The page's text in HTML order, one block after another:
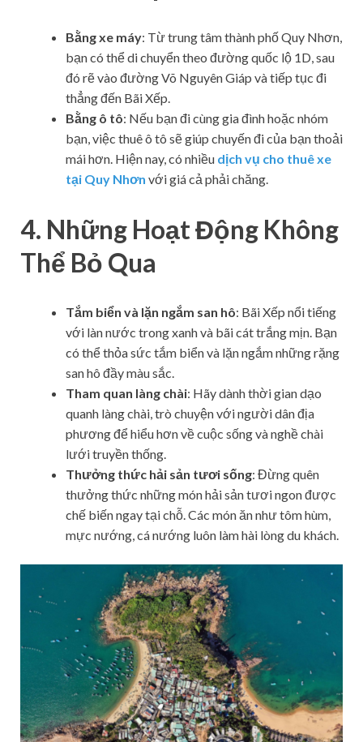
Bằng xe máy: Từ trung tâm thành phố Quy Nhơn,
bạn có thể di chuyển theo đường quốc lộ 1D, sau
đó rẽ vào đường Võ Nguyên Giáp và tiếp tục đi
thẳng đến Bãi Xếp.
Bằng ô tô: Nếu bạn đi cùng gia đình hoặc nhóm
bạn, việc thuê ô tô sẽ giúp chuyến đi của bạn thoải
mái hơn. Hiện nay, có nhiều dịch vụ cho thuê xe
tại Quy Nhơn với giá cả phải chăng.
4. Những Hoạt Động Không
Thể Bỏ Qua
Tắm biển và lặn ngắm san hô: Bãi Xếp nổi tiếng
với làn nước trong xanh và bãi cát trắng mịn. Bạn
có thể thỏa sức tắm biển và lặn ngắm những rặng
san hô đầy màu sắc.
Tham quan làng chài: Hãy dành thời gian dạo
quanh làng chài, trò chuyện với người dân địa
phương để hiểu hơn về cuộc sống và nghề chài
lưới truyền thống.
Thưởng thức hải sản tươi sống: Đừng quên
thưởng thức những món hải sản tươi ngon được
chế biến ngay tại chỗ. Các món ăn như tôm hùm,
mực nướng, cá nướng luôn làm hài lòng du khách.